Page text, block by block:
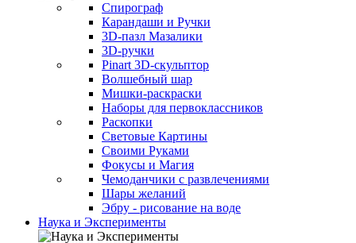
Спирограф
Карандаши и Ручки
3D-пазл Мазалики
3D-ручки
Pinart 3D-скульптор
Волшебный шар
Мишки-раскраски
Наборы для первоклассников
Раскопки
Световые Картины
Своими Руками
Фокусы и Магия
Чемоданчики с развлечениями
Шары желаний
Эбру - рисование на воде
Наука и Эксперименты